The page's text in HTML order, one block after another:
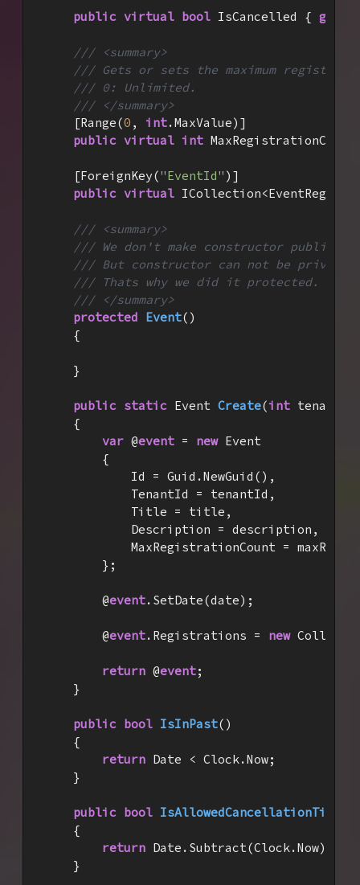
public virtual bool IsCancelled { get
///
<summary>
/// Gets or sets the maximum
/// 0: Unlimited.
///
</summary>
    [Range(
0 , int.MaxValue)]
public virtual int
    [ForeignKey(
"EventId" )]
public virtual
///
<summary>
/// We don't make constructor public
/// But constructor can not be private
/// Thats why we did it protected.
///
</summary>
protected
Event( )
{
    }
public static Event Create(int
{
var @event = new Event
        {
            Id = Guid.NewGuid(),
            TenantId = tenantId,
            Title = title,
            Description = description,
MaxRegistrationCount =
        };
        @
event.SetDate(date);
        @
event.Registrations = new
return @event;
    }
public bool IsInPast( )
{
return Date < Clock.Now;
    }
public bool
{
return
    }